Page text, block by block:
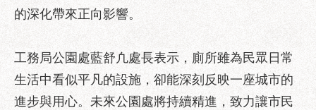
首
English
台
北
的深化帶來正向影響。
工務局公園處藍舒凢處長表示，廁所雖為民眾日常
生活中看似平凡的設施，卻能深刻反映一座城市的
進步與用心。未來公園處將持續精進，致力讓市民